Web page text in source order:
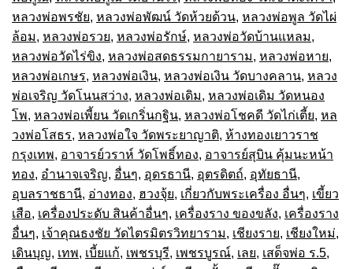
หลวงพ่อพรชัย, หลวงพ่อพัฒน์ วัดห้วยด้วน, หลวงพ่อพูล วัดไผ่
ล้อม, หลวงพ่อรวย, หลวงพ่อรักษ์, หลวงพ่อวัดบ้านแหลม,
หลวงพ่อวัดไร่ขิง, หลวงพ่อสดธรรมกายาราม, หลวงพ่อหาย,
หลวงพ่อเกษร, หลวงพ่อเงิน, หลวงพ่อเงิน วัดบางคลาน, หลวง
พ่อเจริญ วัดโนนสว่าง, หลวงพ่อเดิม, หลวงพ่อเดิม วัดหนอง
โพ, หลวงพ่อเพี้ยน วัดเกริ่นกฐิน, หลวงพ่อโชคดี วัดไก่เตี้ย, หล
วงพ่อโสธร, หลวงพ่อใจ วัดพระยาญาติ, ห้างทองเยาวราช
กรุงเทพ, อาจารย์วราห์ วัดโพธิ์ทอง, อาจารย์สุบิน คุ้มนะหน้า
ทอง, อำนาจเจริญ, อื่นๆ, อุดรธานี, อุตรดิตถ์, อุทัยธานี,
อุบลราชธานี, อ่างทอง, ฮวงจุ้ย, เกี่ยวกับพระเครื่อง อื่นๆ, เขี้ยว
เสือ, เครื่องประดับ สินค้าอื่นๆ, เครื่องราง ของขลัง, เครื่องราง
อื่นๆ, เจ้าคุณธงชัย วัดไตรมิตรวิทยาราม, เชียงราย, เชียงใหม่,
เดินบุญ, เทพ, เบี้ยแก้, เพชรบุรี, เพชรบูรณ์, เลย, เสด็จพ่อ ร.5,